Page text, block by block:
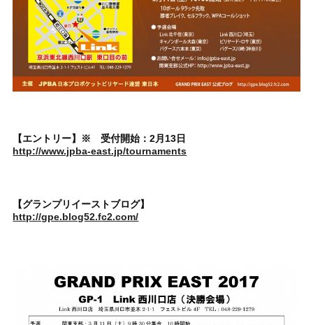
【エントリー】※ 受付開始：2月13日
http://www.jpba-east.jp/tournaments
【グランプリイーストブログ】
http://gpe.blog52.fc2.com/